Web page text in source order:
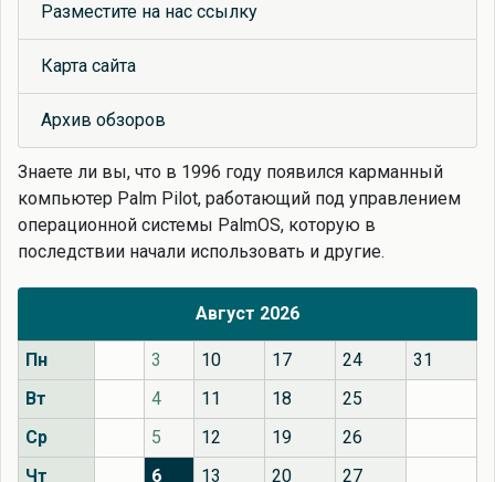
Разместите на нас ссылку
Карта сайта
Архив обзоров
Знаете ли вы, что в 1996 году появился карманный
компьютер Palm Pilot, работающий под управлением
операционной системы PalmOS, которую в
последствии начали использовать и другие.
Август 2026
Пн 3 10 17 24
31
Вт
4 11 18
25
Ср
5 12 19
26
Чт
6 13 20 27